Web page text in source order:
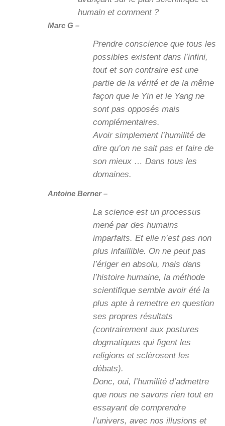
humain et comment ?
Marc G –
Prendre conscience que tous les
possibles existent dans l’infini,
tout et son contraire est une
partie de la vérité et de la même
façon que le Yin et le Yang ne
sont pas opposés mais
complémentaires.
Avoir simplement l’humilité de
dire qu’on ne sait pas et faire de
son mieux … Dans tous les
domaines.
Antoine Berner –
La science est un processus
mené par des humains
imparfaits. Et elle n’est pas non
plus infaillible. On ne peut pas
l’ériger en absolu, mais dans
l’histoire humaine, la méthode
scientifique semble avoir été la
plus apte à remettre en question
ses propres résultats
(contrairement aux postures
dogmatiques qui figent les
religions et sclérosent les
débats).
Donc, oui, l’humilité d’admettre
que nous ne savons rien tout en
essayant de comprendre
l’univers, avec nos illusions et